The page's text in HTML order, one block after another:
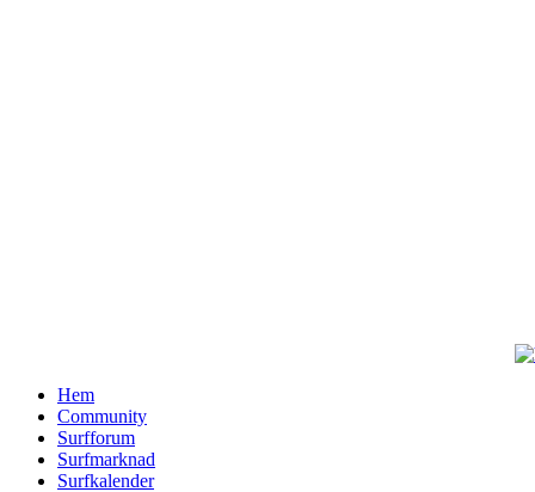
Hem
Community
Surfforum
Surfmarknad
Surfkalender